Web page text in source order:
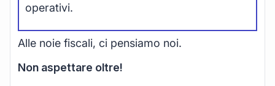
operativi.
Alle noie fiscali, ci pensiamo noi.
Non aspettare oltre!